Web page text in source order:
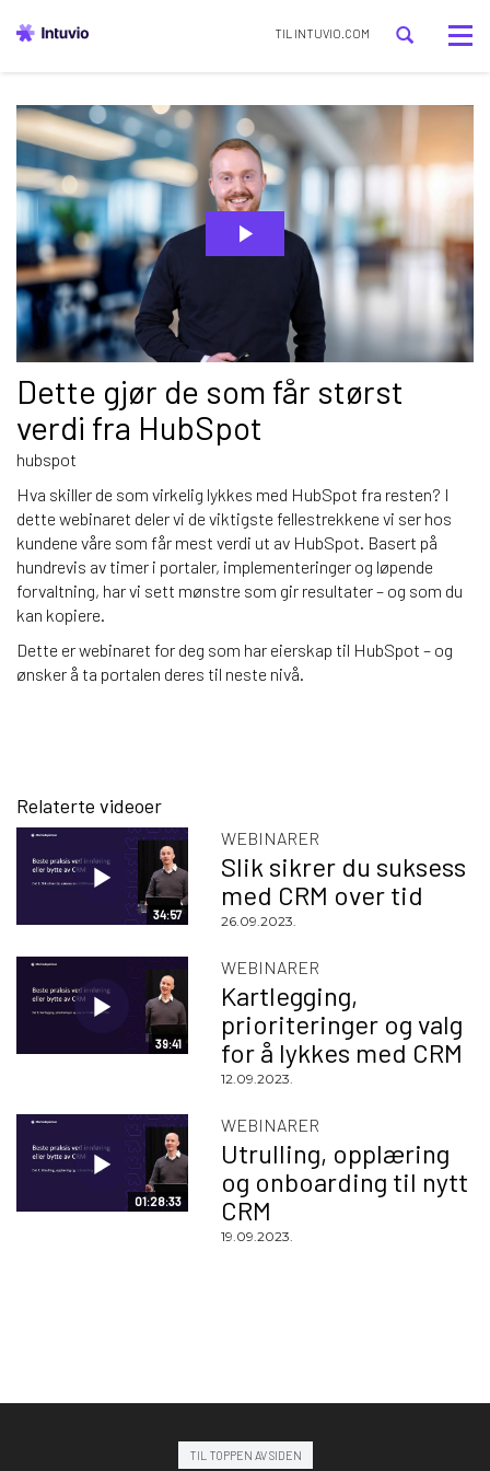
TIL INTUVIO.COM
Dette gjør de som får størst
verdi fra HubSpot
hubspot
Hva skiller de som virkelig lykkes med HubSpot fra resten? I
dette webinaret deler vi de viktigste fellestrekkene vi ser hos
kundene våre som får mest verdi ut av HubSpot. Basert på
hundrevis av timer i portaler, implementeringer og løpende
forvaltning, har vi sett mønstre som gir resultater – og som du
kan kopiere.
Dette er webinaret for deg som har eierskap til HubSpot – og
ønsker å ta portalen deres til neste nivå.
Relaterte videoer
34:57
WEBINARER
Slik sikrer du suksess
med CRM over tid
26.09.2023.
39:41
WEBINARER
Kartlegging,
prioriteringer og valg
for å lykkes med CRM
12.09.2023.
01:28:33
WEBINARER
Utrulling, opplæring
og onboarding til nytt
CRM
19.09.2023.
TIL TOPPEN AV SIDEN